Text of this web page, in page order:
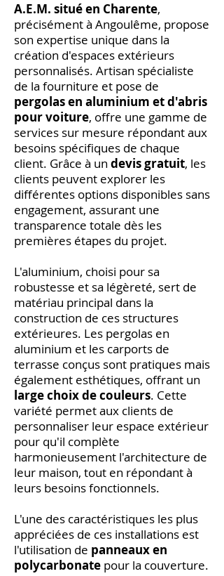
A.E.M. situé en Charente,
précisément à Angoulême, propose
son expertise unique dans la
création d'espaces extérieurs
personnalisés. Artisan spécialiste
de la fourniture et pose de
pergolas en aluminium et d'abris
pour voiture, offre une gamme de
services sur mesure répondant aux
besoins spécifiques de chaque
client. Grâce à un devis gratuit, les
clients peuvent explorer les
différentes options disponibles sans
engagement, assurant une
transparence totale dès les
premières étapes du projet.
L'aluminium, choisi pour sa
robustesse et sa légèreté, sert de
matériau principal dans la
construction de ces structures
extérieures. Les pergolas en
aluminium et les carports de
terrasse conçus sont pratiques mais
également esthétiques, offrant un
large choix de couleurs. Cette
variété permet aux clients de
personnaliser leur espace extérieur
pour qu'il complète
harmonieusement l'architecture de
leur maison, tout en répondant à
leurs besoins fonctionnels.
L'une des caractéristiques les plus
appréciées de ces installations est
l'utilisation de panneaux en
polycarbonate pour la couverture.